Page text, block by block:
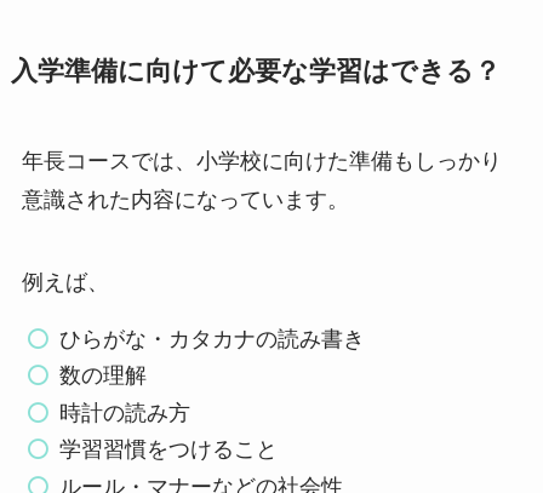
入学準備に向けて必要な学習はできる？
年長コースでは、小学校に向けた準備もしっかり
意識された内容になっています。
例えば、
ひらがな・カタカナの読み書き
数の理解
時計の読み方
学習習慣をつけること
ルール・マナーなどの社会性